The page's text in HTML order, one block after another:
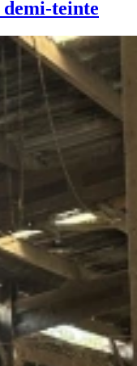
demi-teinte